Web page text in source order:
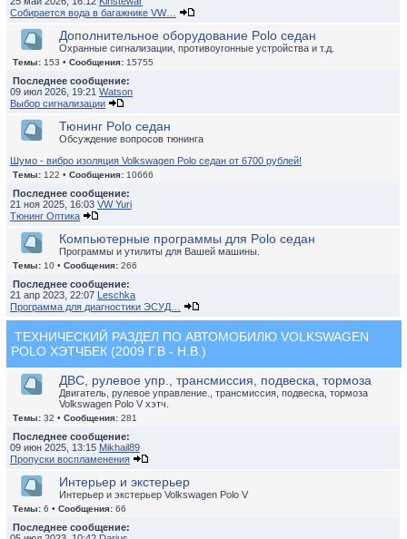
Собирается вода в багажнике VW…
Дополнительное оборудование Polo седан
Охранные сигнализации, противоугонные устройства и т.д.
Темы: 153 • Сообщения: 15755
Последнее сообщение:
09 июл 2026, 19:21 Watson
Выбор сигнализации
Тюнинг Polo седан
Обсуждение вопросов тюнинга
Шумо - вибро изоляция Volkswagen Polo седан от 6700 рублей!
Темы: 122 • Сообщения: 10666
Последнее сообщение:
21 ноя 2025, 16:03 VW Yuri
Тюнинг Оптика
Компьютерные программы для Polo седан
Программы и утилиты для Вашей машины.
Темы: 10 • Сообщения: 266
Последнее сообщение:
21 апр 2023, 22:07 Leschka
Программа для диагностики ЭСУД…
ТЕХНИЧЕСКИЙ РАЗДЕЛ ПО АВТОМОБИЛЮ VOLKSWAGEN
POLO ХЭТЧБЕК (2009 Г.В - Н.В.)
ДВС, рулевое упр., трансмиссия, подвеска, тормоза
Двигатель, рулевое управление., трансмиссия, подвеска, тормоза
Volkswagen Polo V хэтч.
Темы: 32 • Сообщения: 281
Последнее сообщение:
09 июн 2025, 13:15 Mikhail89
Пропуски воспламенения
Интерьер и экстерьер
Интерьер и экстерьер Volkswagen Polo V
Темы: 6 • Сообщения: 66
Последнее сообщение: